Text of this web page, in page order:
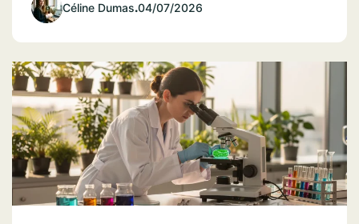
Céline Dumas.04/07/2026